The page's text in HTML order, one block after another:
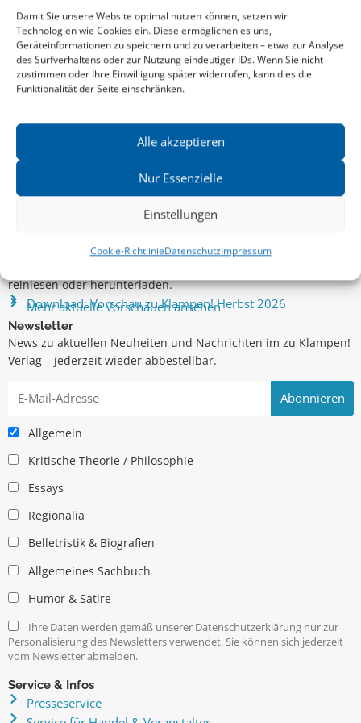
Damit Sie unsere Website optimal nutzen können, setzen wir
Technologien wie Cookies ein. Diese ermöglichen es uns,
Geräteinformationen zu speichern und zu verarbeiten – etwa zur Analyse
des Surfverhaltens oder zur Nutzung eindeutiger IDs. Wenn Sie nicht
zustimmen oder Ihre Einwilligung später widerrufen, kann dies die
Funktionalität der Seite einschränken.
Alle akzeptieren
Nur Essenzielle
Einstellungen
Cookie-RichtlinieDatenschutzImpressum
BODO DRINGENBERG,KATJA MERXund mehr
Entdecken Sie das aktuelle zu-Klampen!-Verlagsprogramm.
reinlesen oder herunterladen.
Download: Vorschau zu Klampen! Herbst 2026
Mehr aktuelle Vorschauen ansehen
Newsletter
News zu aktuellen Neuheiten und Nachrichten im zu Klampen!
Verlag – jederzeit wieder abbestellbar.
Allgemein
Kritische Theorie / Philosophie
Essays
Regionalia
Belletristik & Biografien
Allgemeines Sachbuch
Humor & Satire
Ihre Daten werden gemäß unserer Datenschutzerklärung nur zur
Personalisierung des Newsletters verwendet. Sie können sich jederzeit
vom Newsletter abmelden.
Service & Infos
Presseservice